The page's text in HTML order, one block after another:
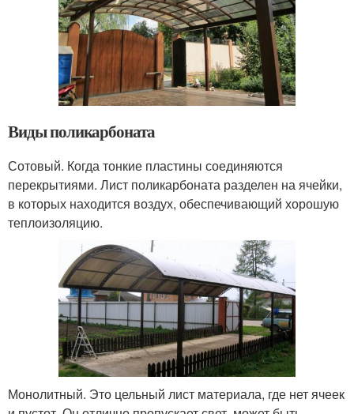
Виды поликарбоната
Сотовый. Когда тонкие пластины соединяются
перекрытиями. Лист поликарбоната разделен на ячейки,
в которых находится воздух, обеспечивающий хорошую
теплоизоляцию.
Монолитный. Это цельный лист материала, где нет ячеек